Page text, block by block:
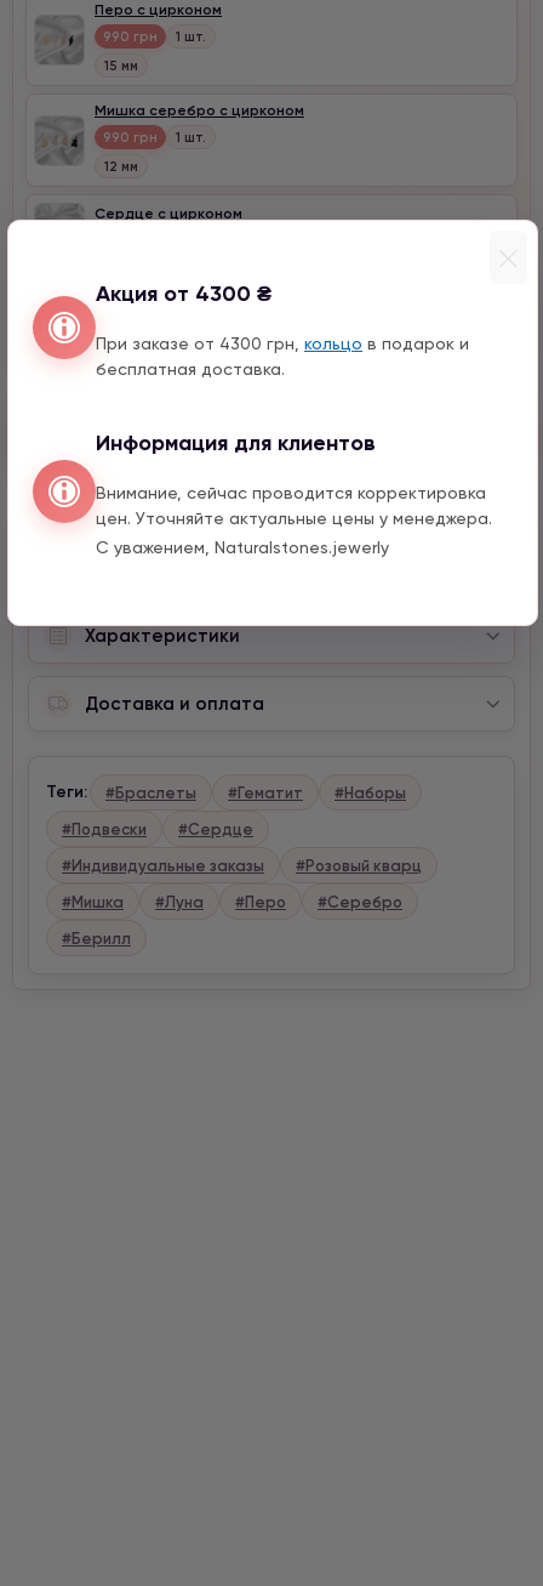
Акция от 4300 ₴
При заказе от 4300 грн, кольцо в подарок и
бесплатная доставка.
Информация для клиентов
Внимание, сейчас проводится корректировка
цен. Уточняйте актуальные цены у менеджера.
С уважением, Naturalstones.jewerly
Перо с цирконом
990 грн
1 шт.
15 мм
Мишка серебро с цирконом
990 грн
1 шт.
12 мм
Сердце с цирконом
Месяц с натурального камня
Характеристики
Доставка и оплата
Теги: #Браслеты #Гематит
#Наборы
#Подвески
#Сердце
#Индивидуальные заказы
#Розовый кварц
#Мишка
#Луна #Перо
#Серебро
#Берилл